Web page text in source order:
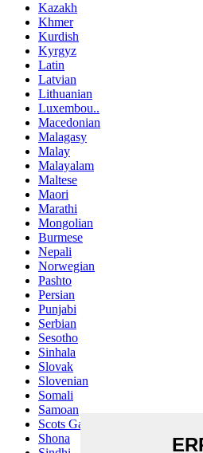
Kazakh
Khmer
Kurdish
Kyrgyz
Latin
Latvian
Lithuanian
Luxembou..
Macedonian
Malagasy
Malay
Malayalam
Maltese
Maori
Marathi
Mongolian
Burmese
Nepali
Norwegian
Pashto
Persian
Punjabi
Serbian
Sesotho
Sinhala
Slovak
Slovenian
Somali
Samoan
Scots Gaelic
Shona